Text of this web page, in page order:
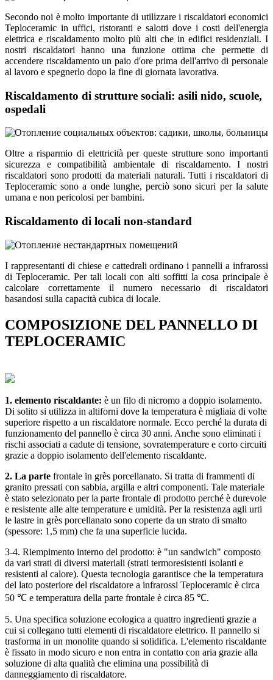
Secondo noi è molto importante di utilizzare i riscaldatori economici
Teploceramic in uffici, ristoranti e salotti dove i costi dell'energia
elettrica e riscaldamento molto più alti che in edifici residenziali. I
nostri riscaldatori hanno una funzione ottima che permette di
accendere riscaldamento un paio d'ore prima dell'arrivo di personale
al lavoro e spegnerlo dopo la fine di giornata lavorativa.
Riscaldamento di strutture sociali: asili nido, scuole,
ospedali
Oltre a risparmio di elettricità per queste strutture sono importanti
sicurezza e compatibilità ambientale di riscaldamento. I nostri
riscaldatori sono prodotti da materiali naturali. Tutti i riscaldatori di
Teploceramic sono a onde lunghe, perciò sono sicuri per la salute
umana e non pericolosi per bambini.
Riscaldamento di locali non-standard
I rappresentanti di chiese e cattedrali ordinano i pannelli a infrarossi
di Teploceramic. Per tali locali con alti soffitti la cosa principale è
calcolare correttamente il numero necessario di riscaldatori
basandosi sulla capacità cubica di locale.
COMPOSIZIONE DEL PANNELLO DI
TEPLOCERAMIC
1. elemento riscaldante: è un filo di nicromo a doppio isolamento.
Di solito si utilizza in altiforni dove la temperatura è migliaia di volte
superiore rispetto a un riscaldatore normale. Ecco perché la durata di
funzionamento del pannello è circa 30 anni. Anche sono eliminati i
rischi associati a cadute di tensione, sovratemperature e corto circuiti
grazie a doppio isolamento dell'elemento riscaldante.
2. La parte frontale in grès porcellanato. Si tratta di frammenti di
granito pressati con sabbia, argilla e altri componenti. Tale materiale
è stato selezionato per la parte frontale di prodotto perché è durevole
e resistente alle alte temperature e umidità. Per la resistenza agli urti
le lastre in grès porcellanato sono coperte da un strato di smalto
(spessore: 1,5 mm) che fa una superficie lucida.
3-4. Riempimento interno del prodotto: è "un sandwich" composto
da vari strati di diversi materiali (strati termoresistenti isolanti e
resistenti al calore). Questa tecnologia garantisce che la temperatura
del lato posteriore del riscaldatore a infrarossi Teploceramic è circa
50 ℃ e temperatura della parte frontale è circa 85 ℃.
5. Una specifica soluzione ecologica a quattro ingredienti grazie a
cui si collegano tutti elementi di riscaldatore elettrico. Il pannello si
trasforma in un monolite quando si solidifica. L'elemento riscaldante
è fissato in modo sicuro e non entra in contatto con aria grazie alla
soluzione di alta qualità che elimina una possibilità di
danneggiamento di riscaldatore.